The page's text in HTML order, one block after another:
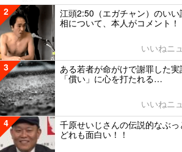
2
江頭2:50（エガチャン）のい
相について、本人がコメント！
いいねニ
3
ある若者が命がけで謝罪した
「償い」に心を打たれる…
いいねニ
4
千原せいじさんの伝説的なぶっ
どれも面白い！！